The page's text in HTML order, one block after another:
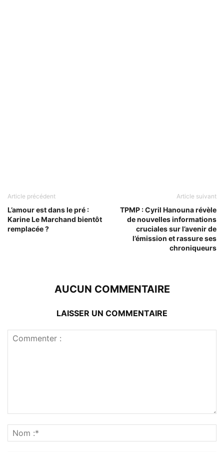
Article précédent
L’amour est dans le pré :
Karine Le Marchand bientôt
remplacée ?
Article suivant
TPMP : Cyril Hanouna révèle
de nouvelles informations
cruciales sur l’avenir de
l’émission et rassure ses
chroniqueurs
AUCUN COMMENTAIRE
LAISSER UN COMMENTAIRE